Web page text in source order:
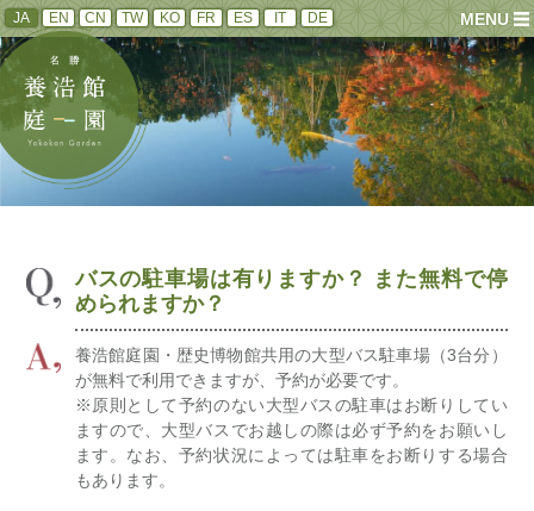
JA EN CN TW KO FR ES IT DE MENU
バスの駐車場は有りますか？ また無料で停
められますか？
養浩館庭園・歴史博物館共用の大型バス駐車場（3台分）
が無料で利用できますが、予約が必要です。
※原則として予約のない大型バスの駐車はお断りしてい
ますので、大型バスでお越しの際は必ず予約をお願いし
ます。なお、予約状況によっては駐車をお断りする場合
もあります。